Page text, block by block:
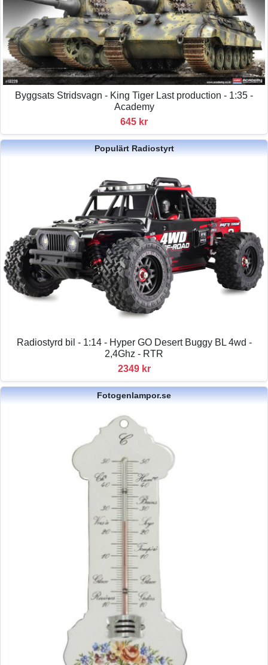
Byggsats Stridsvagn - King Tiger Last production - 1:35 -
Academy
645 kr
Populärt Radiostyrt
Radiostyrd bil - 1:14 - Hyper GO Desert Buggy BL 4wd -
2,4Ghz - RTR
2349 kr
Fotogenlampor.se